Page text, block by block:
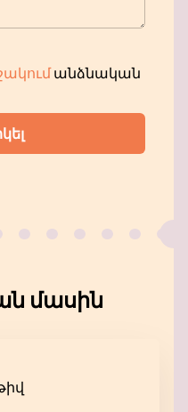
անձնական
մասին